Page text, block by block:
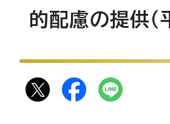
的配慮の提供